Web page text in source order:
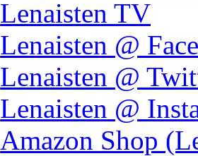
Lenaisten TV
Lenaisten @
Lenaisten @
Lenaisten @
Amazon Shop